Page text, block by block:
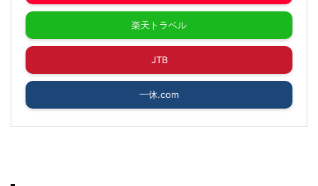
楽天トラベル
JTB
一休.com